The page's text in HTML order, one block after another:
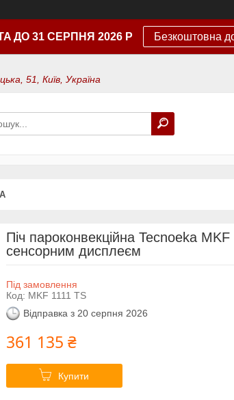
ДО 31 СЕРПНЯ 2026 Р Безкоштовна
51, Київ, Україна
Піч пароконвекційна Tecnoeka
сенсорним дисплеєм
Під замовлення
Код: MKF 1111 TS
Відправка з 20 серпня 2026
361 135 ₴
Купити